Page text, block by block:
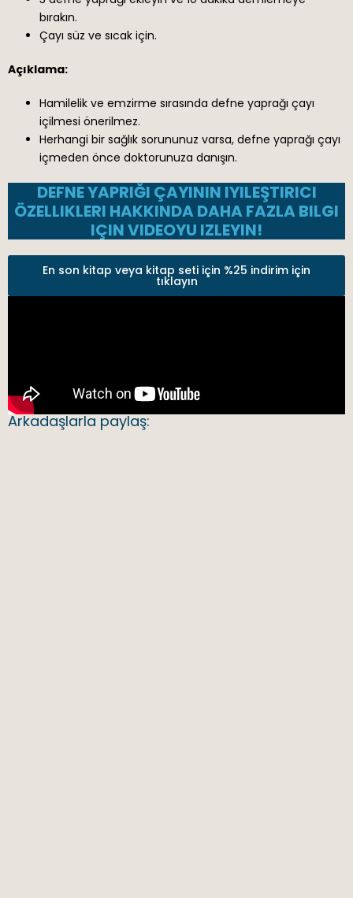
bırakın.
Çayı süz ve sıcak için.
Açıklama:
Hamilelik ve emzirme sırasında defne yaprağı çayı
içilmesi önerilmez.
Herhangi bir sağlık sorununuz varsa, defne yaprağı çayı
içmeden önce doktorunuza danışın.
DEFNE YAPRIĞI ÇAYININ IYILEŞTIRICI
ÖZELLIKLERI HAKKINDA DAHA FAZLA BILGI
IÇIN VIDEOYU IZLEYIN!
En son kitap veya kitap seti için %25 indirim için
tıklayın
Arkadaşlarla paylaş: